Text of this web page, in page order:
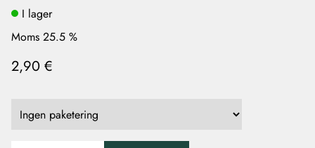
I lager
Moms 25.5 %
2,90 €